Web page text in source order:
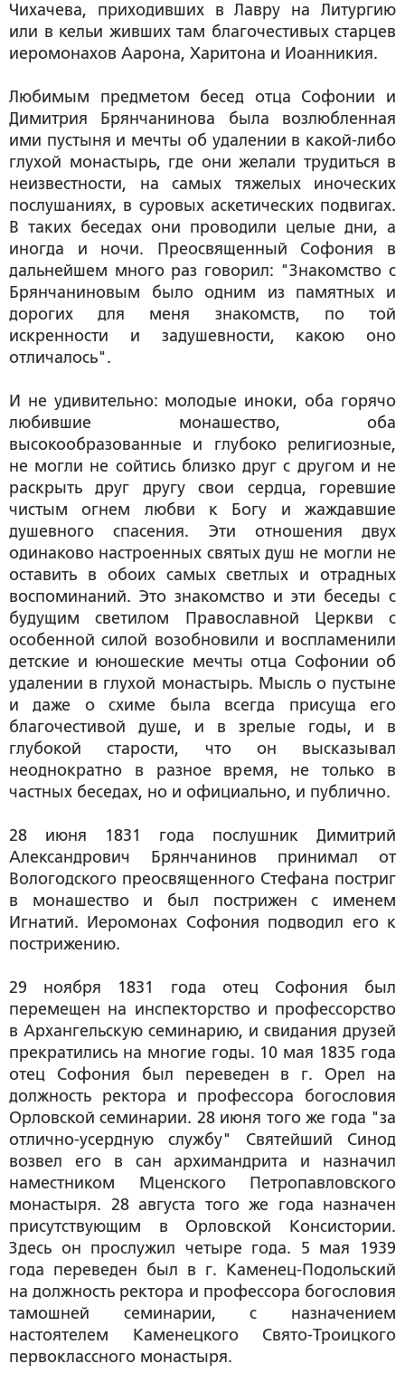
Чихачева, приходивших в Лавру на Литургию
или в кельи живших там благочестивых старцев
иеромонахов Аарона, Харитона и Иоанникия.
Любимым предметом бесед отца Софонии и
Димитрия Брянчанинова была возлюбленная
ими пустыня и мечты об удалении в какой-либо
глухой монастырь, где они желали трудиться в
неизвестности, на самых тяжелых иноческих
послушаниях, в суровых аскетических подвигах.
В таких беседах они проводили целые дни, а
иногда и ночи. Преосвященный Софония в
дальнейшем много раз говорил: "Знакомство с
Брянчаниновым было одним из памятных и
дорогих для меня знакомств, по той
искренности и задушевности, какою оно
отличалось".
И не удивительно: молодые иноки, оба горячо
любившие монашество, оба
высокообразованные и глубоко религиозные,
не могли не сойтись близко друг с другом и не
раскрыть друг другу свои сердца, горевшие
чистым огнем любви к Богу и жаждавшие
душевного спасения. Эти отношения двух
одинаково настроенных святых душ не могли не
оставить в обоих самых светлых и отрадных
воспоминаний. Это знакомство и эти беседы с
будущим светилом Православной Церкви с
особенной силой возобновили и воспламенили
детские и юношеские мечты отца Софонии об
удалении в глухой монастырь. Мысль о пустыне
и даже о схиме была всегда присуща его
благочестивой душе, и в зрелые годы, и в
глубокой старости, что он высказывал
неоднократно в разное время, не только в
частных беседах, но и официально, и публично.
28 июня 1831 года послушник Димитрий
Александрович Брянчанинов принимал от
Вологодского преосвященного Стефана постриг
в монашество и был пострижен с именем
Игнатий. Иеромонах Софония подводил его к
пострижению.
29 ноября 1831 года отец Софония был
перемещен на инспекторство и профессорство
в Архангельскую семинарию, и свидания друзей
прекратились на многие годы. 10 мая 1835 года
отец Софония был переведен в г. Орел на
должность ректора и профессора богословия
Орловской семинарии. 28 июня того же года "за
отлично-усердную службу" Святейший Синод
возвел его в сан архимандрита и назначил
наместником Мценского Петропавловского
монастыря. 28 августа того же года назначен
присутствующим в Орловской Консистории.
Здесь он прослужил четыре года. 5 мая 1939
года переведен был в г. Каменец-Подольский
на должность ректора и профессора богословия
тамошней семинарии, с назначением
настоятелем Каменецкого Свято-Троицкого
первоклассного монастыря.